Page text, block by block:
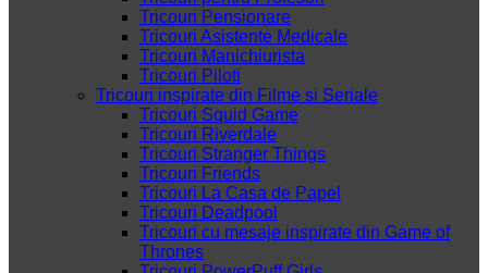
Tricouri Pensionare
Tricouri Asistente Medicale
Tricouri Manichiurista
Tricouri Piloti
Tricouri inspirate din Filme si Seriale
Tricouri Squid Game
Tricouri Riverdale
Tricouri Stranger Things
Tricouri Friends
Tricouri La Casa de Papel
Tricouri Deadpool
Tricouri cu mesaje inspirate din Game of
Thrones